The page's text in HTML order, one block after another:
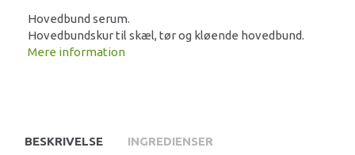
Hovedbund serum.
Hovedbundskur til skæl, tør og kløende hovedbund.
Mere information
BESKRIVELSE INGREDIENSER